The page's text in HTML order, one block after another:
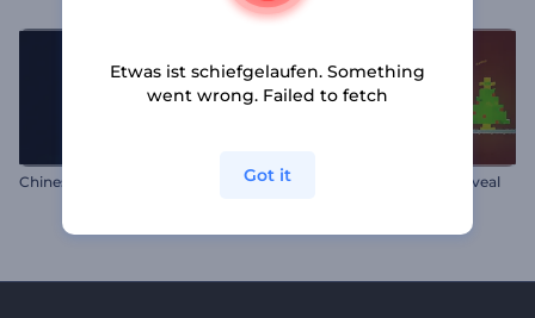
Chinesischer Drache Opener Weihnachtsmann-Logo Reveal
Etwas ist schiefgelaufen. Something
went wrong. Failed to fetch
Got it